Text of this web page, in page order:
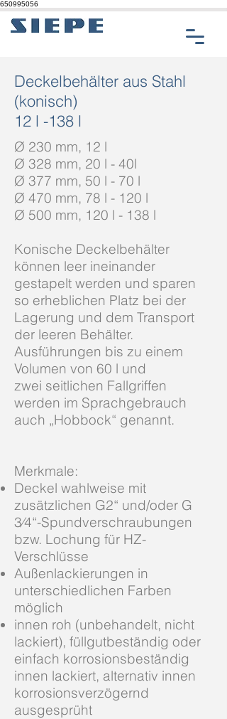
650995056
Deckelbehälter aus Stahl
(konisch)
12 l -138 l
Ø 230 mm, 12 l
Ø 328 mm, 20 l - 40l
Ø 377 mm, 50 l - 70 l
Ø 470 mm, 78 l - 120 l
Ø 500 mm, 120 l - 138 l
Konische Deckelbehälter
können leer ineinander
gestapelt werden und sparen
so erheblichen Platz bei der
Lagerung und dem Transport
der leeren Behälter.
Ausführungen bis zu einem
Volumen von 60 l und
zwei seitlichen Fallgriffen
werden im Sprachgebrauch
auch „Hobbock“ genannt.
Merkmale:
Deckel wahlweise mit
zusätzlichen G2“ und/oder G
3⁄4“-Spundverschraubungen
bzw. Lochung für HZ-
Verschlüsse
Außenlackierungen in
unterschiedlichen Farben
möglich
innen roh (unbehandelt, nicht
lackiert), füllgutbeständig oder
einfach korrosionsbeständig
innen lackiert, alternativ innen
korrosionsverzögernd
ausgesprüht